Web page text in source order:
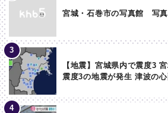
宮城・石巻市の写真館 写
【地震】宮城県内で震度3
震度3の地震が発生 津波の